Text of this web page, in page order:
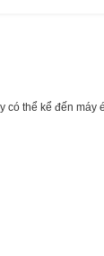
thể kể đến máy